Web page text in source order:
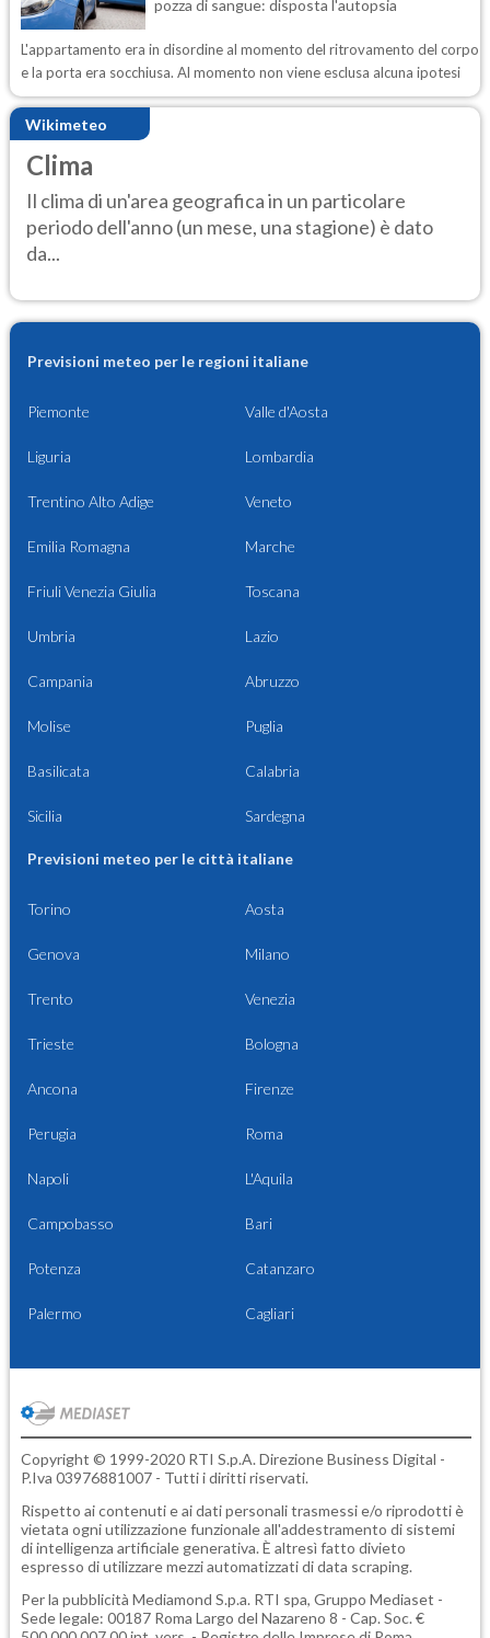
pozza di sangue: disposta l'autopsia
L'appartamento era in disordine al momento del ritrovamento del corpo
e la porta era socchiusa. Al momento non viene esclusa alcuna ipotesi
Wikimeteo
Clima
Il clima di un'area geografica in un particolare
periodo dell'anno (un mese, una stagione) è dato
da...
Previsioni meteo per le regioni italiane
Piemonte Valle d'Aosta
Liguria Lombardia
Trentino Alto Adige Veneto
Emilia Romagna Marche
Friuli Venezia Giulia Toscana
Umbria Lazio
Campania Abruzzo
Molise Puglia
Basilicata Calabria
Sicilia Sardegna
Previsioni meteo per le città italiane
Torino Aosta
Genova Milano
Trento Venezia
Trieste Bologna
Ancona Firenze
Perugia Roma
Napoli L'Aquila
Campobasso Bari
Potenza Catanzaro
Palermo Cagliari
Copyright © 1999-2020 RTI S.p.A. Direzione Business Digital -
P.Iva 03976881007 - Tutti i diritti riservati.
Rispetto ai contenuti e ai dati personali trasmessi e/o riprodotti è
vietata ogni utilizzazione funzionale all'addestramento di sistemi
di intelligenza artificiale generativa. È altresì fatto divieto
espresso di utilizzare mezzi automatizzati di data scraping.
Per la pubblicità Mediamond S.p.a. RTI spa, Gruppo Mediaset -
Sede legale: 00187 Roma Largo del Nazareno 8 - Cap. Soc. €